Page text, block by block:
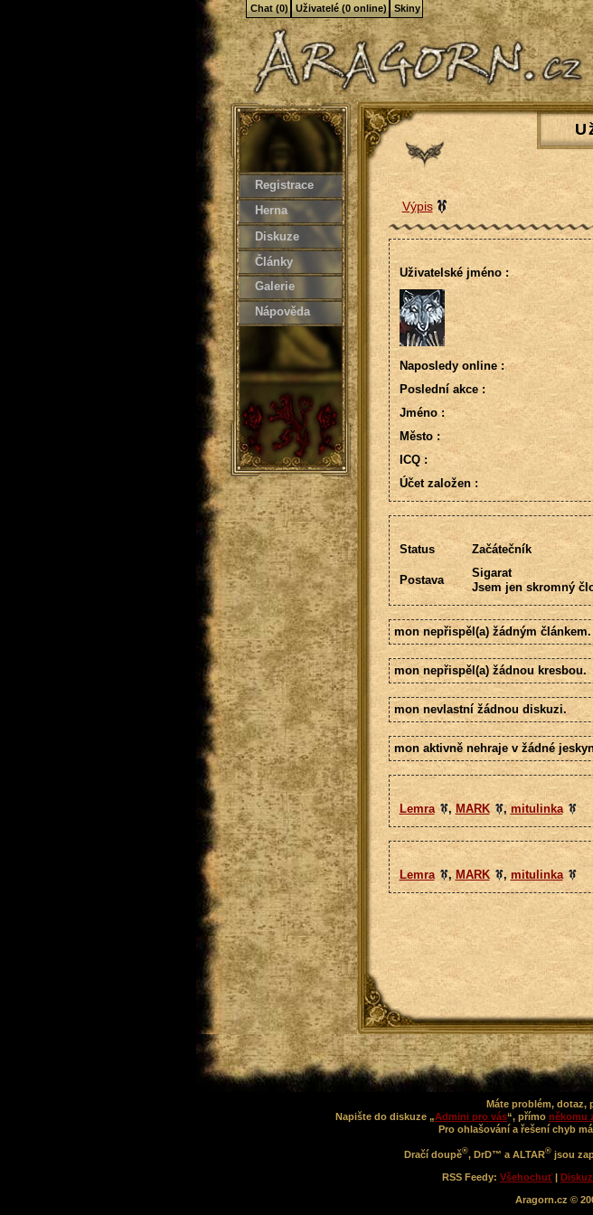
Registrace
Herna
Diskuze
Články
Galerie
Nápověda
Výpis
Uživatelské jméno :
Naposledy online :
Poslední akce :
Jméno :
Město :
ICQ :
Účet založen :
Status
Začátečník
Postava
Sigarat
Jsem jen skromný
mon nepřispěl(a) žádným článkem.
mon nepřispěl(a) žádnou kresbou.
mon nevlastní žádnou diskuzi.
mon aktivně nehraje v žádné
Lemra
, MARK , mitulinka
Lemra
, MARK , mitulinka
Máte problém, dotaz,
Napište do diskuze „Admini pro vás“, přímo někomu
Pro ohlašování a řešení chyb
Dračí doupě®, DrD™ a ALTAR®jsou
RSS Feedy: Všehochuť|
Aragorn.cz ©
Chat (0) Uživatelé (0 online) Skiny